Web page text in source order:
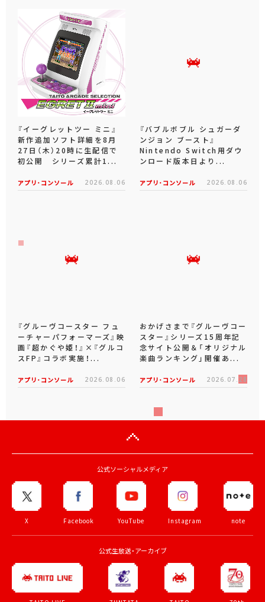
『イーグレットツー ミニ』
新作追加ソフト詳細を8月
27日（木）20時に生配信で
初公開 シリーズ累計1...
アプリ･コンソール 2026.08.06
『バブルボブル シュガーダ
ンジョン ブースト』
Nintendo Switch用ダウ
ンロード版本日より...
アプリ･コンソール 2026.08.06
『グルーヴコースター フュ
ーチャーパフォーマーズ』映
画『超かぐや姫！』×『グルコ
スFP』コラボ実施！...
アプリ･コンソール 2026.08.06
おかげさまで『グルーヴコー
スター』シリーズ15周年記
念サイト公開＆「オリジナル
楽曲ランキング」開催あ...
アプリ･コンソール 2026.07.28
公式ソーシャルメディア
X Facebook YouTube Instagram note
公式生放送・アーカイブ